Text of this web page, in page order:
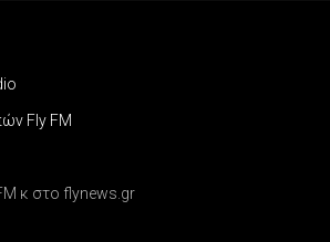
Fly FM
κ στο flynews.gr